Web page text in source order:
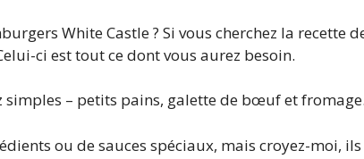
White Castle ? Si vous cherchez la recette
ci est tout ce dont vous aurez besoin.
simples – petits pains, galette de bœuf et fromage.
ou de sauces spéciaux, mais croyez-moi,